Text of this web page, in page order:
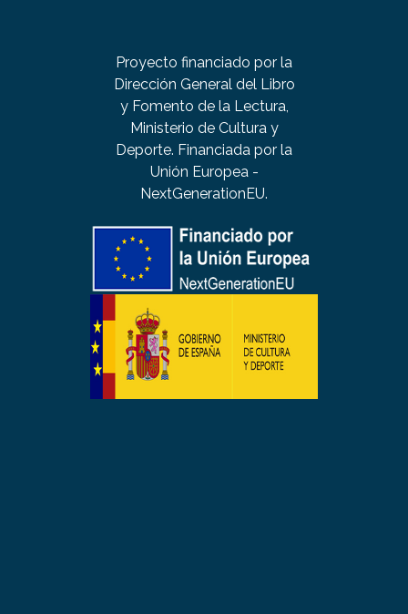
Proyecto financiado por la
Dirección General del Libro
y Fomento de la Lectura,
Ministerio de Cultura y
Deporte. Financiada por la
Unión Europea -
NextGenerationEU.